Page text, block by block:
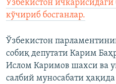
Ўзбекистон
кўчириб босганлар.
Ўзбекистон
собиқ депутати Карим
Ислом Каримов шахси ва
салбий муносабати ҳақида